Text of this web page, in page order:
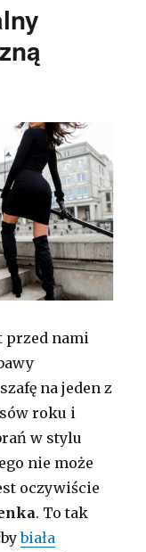
przed nami
na jeden z
roku i
w stylu
nie może
oczywiście
. To tak
biała